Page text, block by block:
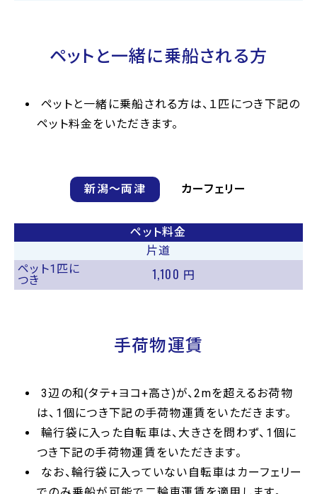
ペットと一緒に乗船される方
ペットと一緒に乗船される方は、１匹につき下記の
ペット料金をいただきます。
新潟〜両津 カーフェリー
ペット料金
片道
ペット1匹に
つき
1,100 円
手荷物運賃
3辺の和(タテ+ヨコ+高さ)が、2mを超えるお荷物
は、1個につき下記の手荷物運賃をいただきます。
輪行袋に入った自転車は、大きさを問わず、1個に
つき下記の手荷物運賃をいただきます。
なお、輪行袋に入っていない自転車はカーフェリー